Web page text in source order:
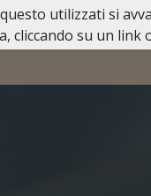
CASA FUNERARIA
utilizzati si
cliccando su un